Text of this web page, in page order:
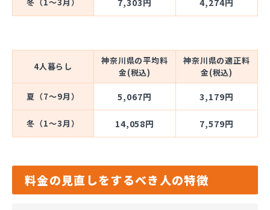
7,303円 4,274円
4人暮らし
神奈川県の平均料
金(税込)
神奈川県の適正料
金(税込)
夏（7～9月） 5,067円 3,179円
冬（1～3月） 14,058円 7,579円
料金の見直しをするべき人の特徴